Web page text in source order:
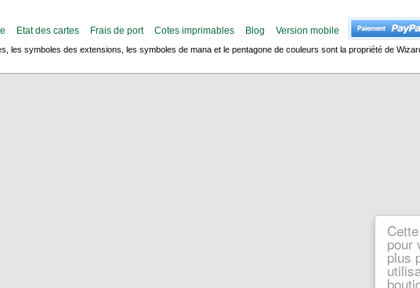
pour
plus
Etat des cartes Frais de port Cotes imprimables Blog Version mobile
symboles des extensions, les symboles de mana et le pentagone de couleurs sont la propriété de